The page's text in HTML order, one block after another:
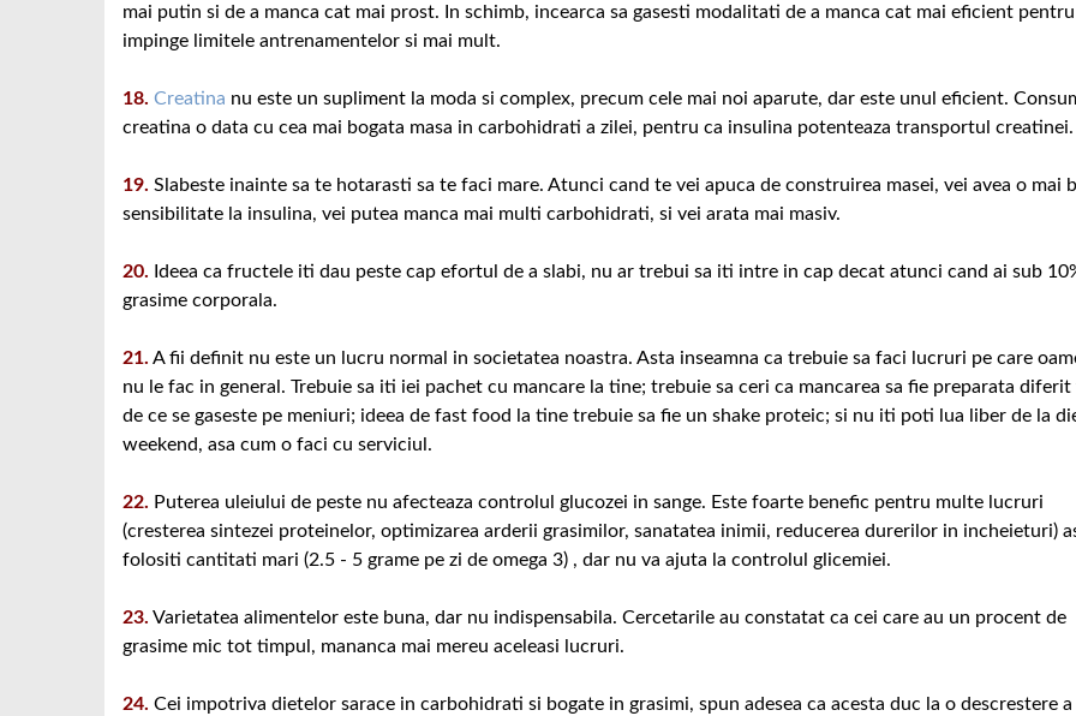
mai putin si de a manca cat mai prost. In schimb, incearca sa gasesti modalitati de a manca cat mai eficient pentru
impinge limitele antrenamentelor si mai mult.
18. Creatina nu este un supliment la moda si complex, precum cele mai noi aparute, dar este unul eficient.
creatina o data cu cea mai bogata masa in carbohidrati a zilei, pentru ca insulina potenteaza transportul creatinei.
19. Slabeste inainte sa te hotarasti sa te faci mare. Atunci cand te vei apuca de construirea masei, vei avea o mai
sensibilitate la insulina, vei putea manca mai multi carbohidrati, si vei arata mai masiv.
20. Ideea ca fructele iti dau peste cap efortul de a slabi, nu ar trebui sa iti intre in cap decat atunci cand ai sub
grasime corporala.
21. A fii definit nu este un lucru normal in societatea noastra. Asta inseamna ca trebuie sa faci lucruri pe care
nu le fac in general. Trebuie sa iti iei pachet cu mancare la tine; trebuie sa ceri ca mancarea sa fie preparata diferit
de ce se gaseste pe meniuri; ideea de fast food la tine trebuie sa fie un shake proteic; si nu iti poti lua liber de la
weekend, asa cum o faci cu serviciul.
22. Puterea uleiului de peste nu afecteaza controlul glucozei in sange. Este foarte benefic pentru multe lucruri
(cresterea sintezei proteinelor, optimizarea arderii grasimilor, sanatatea inimii, reducerea durerilor in incheieturi)
folositi cantitati mari (2.5 - 5 grame pe zi de omega 3) , dar nu va ajuta la controlul glicemiei.
23. Varietatea alimentelor este buna, dar nu indispensabila. Cercetarile au constatat ca cei care au un procent de
grasime mic tot timpul, mananca mai mereu aceleasi lucruri.
24. Cei impotriva dietelor sarace in carbohidrati si bogate in grasimi, spun adesea ca acesta duc la o descrestere a